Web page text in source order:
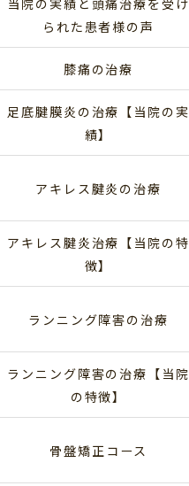
当院の実績と頭痛治療を受け
られた患者様の声
膝痛の治療
足底腱膜炎の治療【当院の実
績】
アキレス腱炎の治療
アキレス腱炎治療【当院の特
徴】
ランニング障害の治療
ランニング障害の治療【当院
の特徴】
骨盤矯正コース